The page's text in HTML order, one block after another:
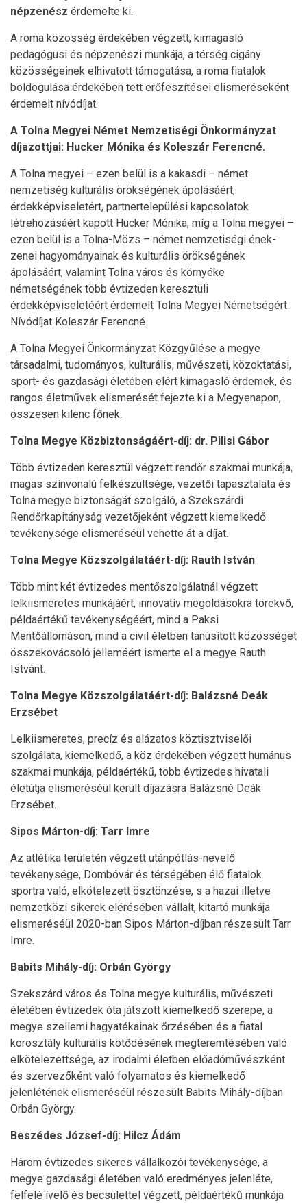
népzenész érdemelte ki.
A roma közösség érdekében végzett, kimagasló
pedagógusi és népzenészi munkája, a térség cigány
közösségeinek elhivatott támogatása, a roma fiatalok
boldogulása érdekében tett erőfeszítései elismeréseként
érdemelt nívódíjat.
A Tolna Megyei Német Nemzetiségi Önkormányzat
díjazottjai: Hucker Mónika és Koleszár Ferencné.
A Tolna megyei – ezen belül is a kakasdi – német
nemzetiség kulturális örökségének ápolásáért,
érdekképviseletért, partnertelepülési kapcsolatok
létrehozásáért kapott Hucker Mónika, míg a Tolna megyei –
ezen belül is a Tolna-Mözs – német nemzetiségi ének-
zenei hagyományainak és kulturális örökségének
ápolásáért, valamint Tolna város és környéke
németségének több évtizeden keresztüli
érdekképviseletéért érdemelt Tolna Megyei Németségért
Nívódíjat Koleszár Ferencné.
A Tolna Megyei Önkormányzat Közgyűlése a megye
társadalmi, tudományos, kulturális, művészeti, közoktatási,
sport- és gazdasági életében elért kimagasló érdemek, és
rangos életművek elismerését fejezte ki a Megyenapon,
összesen kilenc főnek.
Tolna Megye Közbiztonságáért-díj: dr. Pilisi Gábor
Több évtizeden keresztül végzett rendőr szakmai munkája,
magas színvonalú felkészültsége, vezetői tapasztalata és
Tolna megye biztonságát szolgáló, a Szekszárdi
Rendőrkapitányság vezetőjeként végzett kiemelkedő
tevékenysége elismeréséül vehette át a díjat.
Tolna Megye Közszolgálatáért-díj: Rauth István
Több mint két évtizedes mentőszolgálatnál végzett
lelkiismeretes munkájáért, innovatív megoldásokra törekvő,
példaértékű tevékenységéért, mind a Paksi
Mentőállomáson, mind a civil életben tanúsított közösséget
összekovácsoló jelleméért ismerte el a megye Rauth
Istvánt.
Tolna Megye Közszolgálatáért-díj: Balázsné Deák
Erzsébet
Lelkiismeretes, precíz és alázatos köztisztviselői
szolgálata, kiemelkedő, a köz érdekében végzett humánus
szakmai munkája, példaértékű, több évtizedes hivatali
életútja elismeréséül került díjazásra Balázsné Deák
Erzsébet.
Sipos Márton-díj: Tarr Imre
Az atlétika területén végzett utánpótlás-nevelő
tevékenysége, Dombóvár és térségében élő fiatalok
sportra való, elkötelezett ösztönzése, s a hazai illetve
nemzetközi sikerek elérésében vállalt, kitartó munkája
elismeréséül 2020-ban Sipos Márton-díjban részesült Tarr
Imre.
Babits Mihály-díj: Orbán György
Szekszárd város és Tolna megye kulturális, művészeti
életében évtizedek óta játszott kiemelkedő szerepe, a
megye szellemi hagyatékainak őrzésében és a fiatal
korosztály kulturális kötődésének megteremtésében való
elkötelezettsége, az irodalmi életben előadóművészként
és szervezőként való folyamatos és kiemelkedő
jelenlétének elismeréséül részesült Babits Mihály-díjban
Orbán György.
Beszédes József-díj: Hilcz Ádám
Három évtizedes sikeres vállalkozói tevékenysége, a
megye gazdasági életében való eredményes jelenléte,
felfelé ívelő és becsülettel végzett, példaértékű munkája